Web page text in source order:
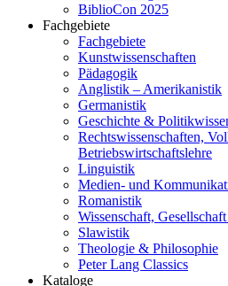
BiblioCon 2025
Fachgebiete
Fachgebiete
Kunstwissenschaften
Pädagogik
Anglistik – Amerikanistik
Germanistik
Geschichte &
Rechtswissenschaften,
Betriebswirtschaftslehre
Linguistik
Medien- und
Romanistik
Wissenschaft,
Slawistik
Theologie & Philosophie
Peter Lang Classics
Kataloge